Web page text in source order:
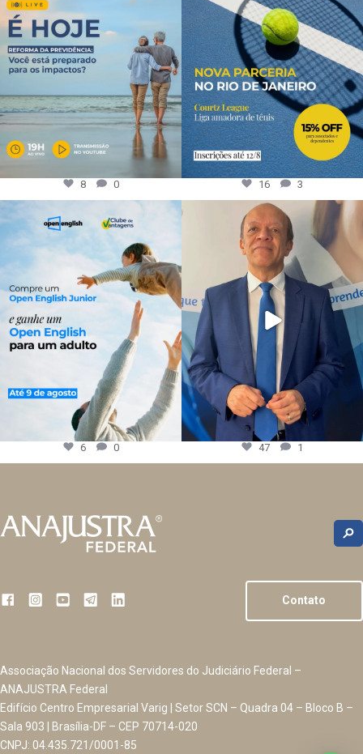
8 0 16 3
6 0 47 1
Contato
Associação Nacional dos Servidores do Judiciário Federal –
ANAJUSTRA Federal
Edifício Centro Empresarial Varig | Setor SCN – Quadra 04 – Bloco B –
Sala 903 | Brasília-DF – CEP 70714-020
CNPJ: 04.435.721/0001-85